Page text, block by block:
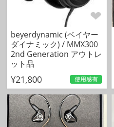
beyerdynamic (ベイヤー
ダイナミック) / MMX300
2nd Generation アウトレ
ット品
¥21,800 使用感有